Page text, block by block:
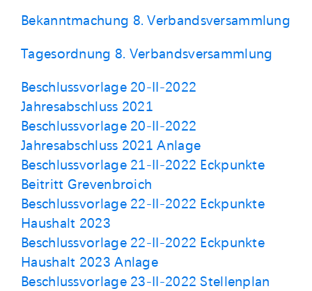
Bekanntmachung 8. Verbandsversammlung
Tagesordnung 8. Verbandsversammlung
Beschlussvorlage 20-II-2022
Jahresabschluss 2021
Beschlussvorlage 20-II-2022
Jahresabschluss 2021 Anlage
Beschlussvorlage 21-II-2022 Eckpunkte
Beitritt Grevenbroich
Beschlussvorlage 22-II-2022 Eckpunkte
Haushalt 2023
Beschlussvorlage 22-II-2022 Eckpunkte
Haushalt 2023 Anlage
Beschlussvorlage 23-II-2022 Stellenplan